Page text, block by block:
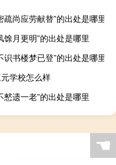
疏尚应劳献替”的出处是哪里
馀月更明”的出处是哪里
识书楼梦已登”的出处是哪里
学校怎么样
慭遗一老”的出处是哪里
☚